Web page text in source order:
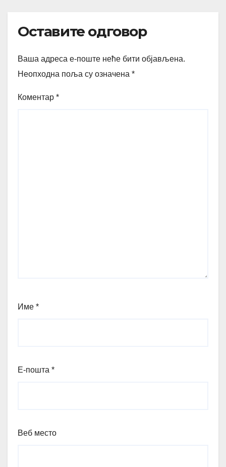
Оставите одговор
Ваша адреса е-поште неће бити објављена.
Неопходна поља су означена *
Коментар *
Име *
Е-пошта *
Веб место